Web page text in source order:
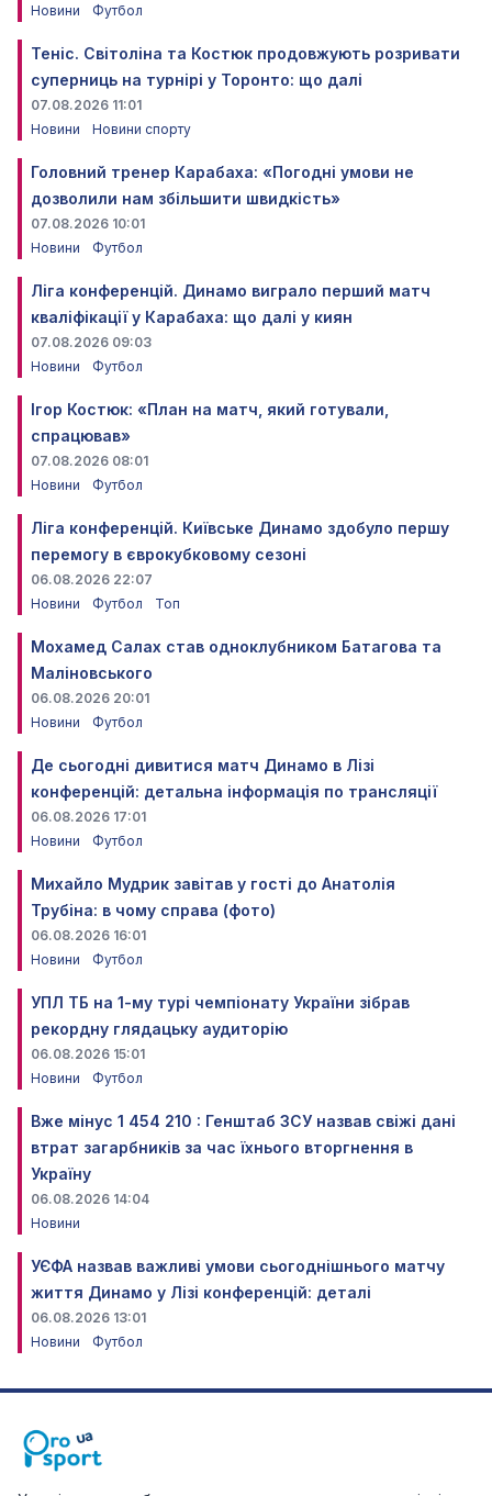
Новини
Футбол
Теніс. Світоліна та Костюк продовжують розривати
суперниць на турнірі у Торонто: що далі
07.08.2026 11:01
Новини
Новини спорту
Головний тренер Карабаха: «Погодні умови не
дозволили нам збільшити швидкість»
07.08.2026 10:01
Новини
Футбол
Ліга конференцій. Динамо виграло перший матч
кваліфікації у Карабаха: що далі у киян
07.08.2026 09:03
Новини
Футбол
Ігор Костюк: «План на матч, який готували,
спрацював»
07.08.2026 08:01
Новини
Футбол
Ліга конференцій. Київське Динамо здобуло першу
перемогу в єврокубковому сезоні
06.08.2026 22:07
Новини
Футбол Топ
Мохамед Салах став одноклубником Батагова та
Маліновського
06.08.2026 20:01
Новини
Футбол
Де сьогодні дивитися матч Динамо в Лізі
конференцій: детальна інформація по трансляції
06.08.2026 17:01
Новини
Футбол
Михайло Мудрик завітав у гості до Анатолія
Трубіна: в чому справа (фото)
06.08.2026 16:01
Новини
Футбол
УПЛ ТБ на 1-му турі чемпіонату України зібрав
рекордну глядацьку аудиторію
06.08.2026 15:01
Новини
Футбол
Вже мінус 1 454 210 : Генштаб ЗСУ назвав свіжі дані
втрат загарбників за час їхнього вторгнення в
Україну
06.08.2026 14:04
Новини
УЄФА назвав важливі умови сьогоднішнього матчу
життя Динамо у Лізі конференцій: деталі
06.08.2026 13:01
Новини
Футбол